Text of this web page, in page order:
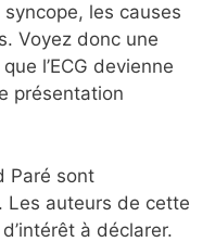
syncope, les causes
Voyez donc une
l’ECG devienne
présentation
Paré sont
Les auteurs de cette
à déclarer.